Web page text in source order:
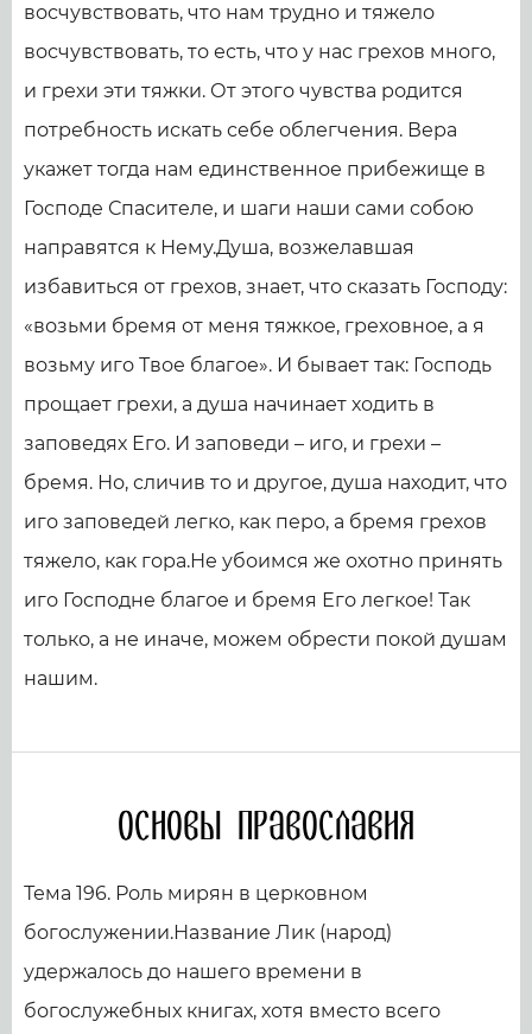
восчувствовать, что нам трудно и тяжело
восчувствовать, то есть, что у нас грехов много,
и грехи эти тяжки. От этого чувства родится
потребность искать себе облегчения. Вера
укажет тогда нам единственное прибежище в
Господе Спасителе, и шаги наши сами собою
направятся к Нему.Душа, возжелавшая
избавиться от грехов, знает, что сказать Господу:
«возьми бремя от меня тяжкое, греховное, а я
возьму иго Твое благое». И бывает так: Господь
прощает грехи, а душа начинает ходить в
заповедях Его. И заповеди – иго, и грехи –
бремя. Но, сличив то и другое, душа находит, что
иго заповедей легко, как перо, а бремя грехов
тяжело, как гора.Не убоимся же охотно принять
иго Господне благое и бремя Его легкое! Так
только, а не иначе, можем обрести покой душам
нашим.
Основы православия
Тема 196. Роль мирян в церковном
богослужении.Название Лик (народ)
удержалось до нашего времени в
богослужебных книгах, хотя вместо всего